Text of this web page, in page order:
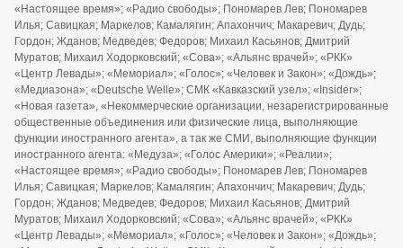
«Настоящее время»; «Радио свободы»; Пономарев Лев; Пономарев
Илья; Савицкая; Маркелов; Камалягин; Апахончич; Макаревич; Дудь;
Гордон; Жданов; Медведев; Федоров; Михаил Касьянов; Дмитрий
Муратов; Михаил Ходорковский; «Сова»; «Альянс врачей»; «РКК»
«Центр Левады»; «Мемориал»; «Голос»; «Человек и Закон»; «Дождь»;
«Медиазона»; «Deutsche Welle»; СМК «Кавказский узел»; «Insider»;
«Новая газета», «Некоммерческие организации, незарегистрированные
общественные объединения или физические лица, выполняющие
функции иностранного агента», а так же СМИ, выполняющие функции
иностранного агента: «Медуза»; «Голос Америки»; «Реалии»;
«Настоящее время»; «Радио свободы»; Пономарев Лев; Пономарев
Илья; Савицкая; Маркелов; Камалягин; Апахончич; Макаревич; Дудь;
Гордон; Жданов; Медведев; Федоров; Михаил Касьянов; Дмитрий
Муратов; Михаил Ходорковский; «Сова»; «Альянс врачей»; «РКК»
«Центр Левады»; «Мемориал»; «Голос»; «Человек и Закон»; «Дождь»;